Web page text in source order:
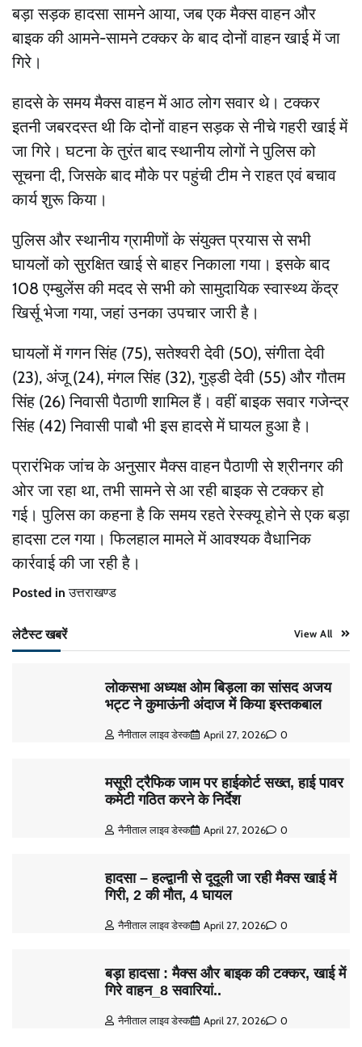
बड़ा सड़क हादसा सामने आया, जब एक मैक्स वाहन और
बाइक की आमने-सामने टक्कर के बाद दोनों वाहन खाई में जा
गिरे।
हादसे के समय मैक्स वाहन में आठ लोग सवार थे। टक्कर
इतनी जबरदस्त थी कि दोनों वाहन सड़क से नीचे गहरी खाई में
जा गिरे। घटना के तुरंत बाद स्थानीय लोगों ने पुलिस को
सूचना दी, जिसके बाद मौके पर पहुंची टीम ने राहत एवं बचाव
कार्य शुरू किया।
पुलिस और स्थानीय ग्रामीणों के संयुक्त प्रयास से सभी
घायलों को सुरक्षित खाई से बाहर निकाला गया। इसके बाद
108 एम्बुलेंस की मदद से सभी को सामुदायिक स्वास्थ्य केंद्र
खिर्सू भेजा गया, जहां उनका उपचार जारी है।
घायलों में गगन सिंह (75), सतेश्वरी देवी (50), संगीता देवी
(23), अंजू (24), मंगल सिंह (32), गुड्डी देवी (55) और गौतम
सिंह (26) निवासी पैठाणी शामिल हैं। वहीं बाइक सवार गजेन्द्र
सिंह (42) निवासी पाबौ भी इस हादसे में घायल हुआ है।
प्रारंभिक जांच के अनुसार मैक्स वाहन पैठाणी से श्रीनगर की
ओर जा रहा था, तभी सामने से आ रही बाइक से टक्कर हो
गई। पुलिस का कहना है कि समय रहते रेस्क्यू होने से एक बड़ा
हादसा टल गया। फिलहाल मामले में आवश्यक वैधानिक
कार्रवाई की जा रही है।
Posted inउत्तराखण्ड
लेटैस्ट खबरें View All
लोकसभा अध्यक्ष ओम बिड़ला का सांसद अजय
भट्ट ने कुमाऊंनी अंदाज में किया इस्तकबाल
नैनीताल लाइव डेस्क April 27, 2026 0
मसूरी ट्रैफिक जाम पर हाईकोर्ट सख्त, हाई पावर
कमेटी गठित करने के निर्देश
नैनीताल लाइव डेस्क April 27, 2026 0
हादसा – हल्द्वानी से दूदूली जा रही मैक्स खाई में
गिरी, 2 की मौत, 4 घायल
नैनीताल लाइव डेस्क April 27, 2026 0
बड़ा हादसा : मैक्स और बाइक की टक्कर, खाई में
गिरे वाहन_8 सवारियां..
नैनीताल लाइव डेस्क April 27, 2026 0